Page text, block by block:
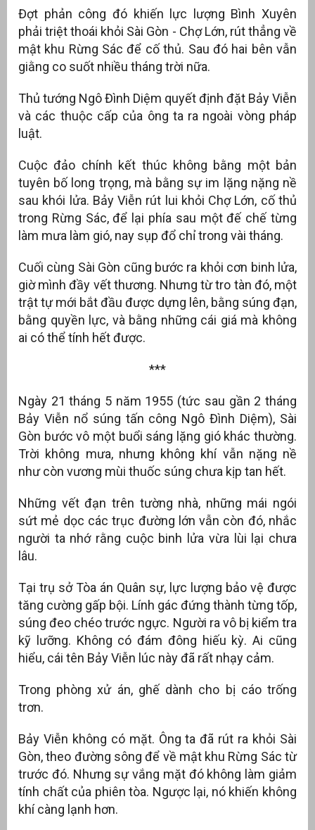
Đợt phản công đó khiến lực lượng Bình Xuyên
phải triệt thoái khỏi Sài Gòn - Chợ Lớn, rút thẳng về
mật khu Rừng Sác để cố thủ. Sau đó hai bên vẫn
giằng co suốt nhiều tháng trời nữa.
Thủ tướng Ngô Đình Diệm quyết định đặt Bảy Viễn
và các thuộc cấp của ông ta ra ngoài vòng pháp
luật.
Cuộc đảo chính kết thúc không bằng một bản
tuyên bố long trọng, mà bằng sự im lặng nặng nề
sau khói lửa. Bảy Viễn rút lui khỏi Chợ Lớn, cố thủ
trong Rừng Sác, để lại phía sau một đế chế từng
làm mưa làm gió, nay sụp đổ chỉ trong vài tháng.
Cuối cùng Sài Gòn cũng bước ra khỏi cơn binh lửa,
giờ mình đầy vết thương. Nhưng từ tro tàn đó, một
trật tự mới bắt đầu được dựng lên, bằng súng đạn,
bằng quyền lực, và bằng những cái giá mà không
ai có thể tính hết được.
***
Ngày 21 tháng 5 năm 1955 (tức sau gần 2 tháng
Bảy Viễn nổ súng tấn công Ngô Đình Diệm), Sài
Gòn bước vô một buổi sáng lặng gió khác thường.
Trời không mưa, nhưng không khí vẫn nặng nề
như còn vương mùi thuốc súng chưa kịp tan hết.
Những vết đạn trên tường nhà, những mái ngói
sứt mẻ dọc các trục đường lớn vẫn còn đó, nhắc
người ta nhớ rằng cuộc binh lửa vừa lùi lại chưa
lâu.
Tại trụ sở Tòa án Quân sự, lực lượng bảo vệ được
tăng cường gấp bội. Lính gác đứng thành từng tốp,
súng đeo chéo trước ngực. Người ra vô bị kiểm tra
kỹ lưỡng. Không có đám đông hiếu kỳ. Ai cũng
hiểu, cái tên Bảy Viễn lúc này đã rất nhạy cảm.
Trong phòng xử án, ghế dành cho bị cáo trống
trơn.
Bảy Viễn không có mặt. Ông ta đã rút ra khỏi Sài
Gòn, theo đường sông để về mật khu Rừng Sác từ
trước đó. Nhưng sự vắng mặt đó không làm giảm
tính chất của phiên tòa. Ngược lại, nó khiến không
khí càng lạnh hơn.